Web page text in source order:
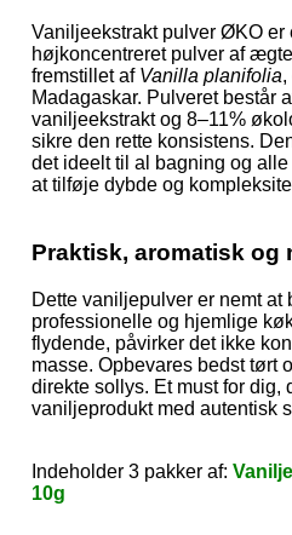
Vaniljeekstrakt pulver ØKO er
højkoncentreret pulver af
fremstillet af Vanilla planifolia,
Madagaskar. Pulveret består
vaniljeekstrakt og 8–11%
sikre den rette konsistens.
det ideelt til al bagning og
at tilføje dybde og
Praktisk, aromatisk og
Dette vaniljepulver er nemt at
professionelle og hjemlige
flydende, påvirker det ikke
masse. Opbevares bedst tørt
direkte sollys. Et must for dig,
vaniljeprodukt med autentisk
Indeholder 3 pakker af:
10g